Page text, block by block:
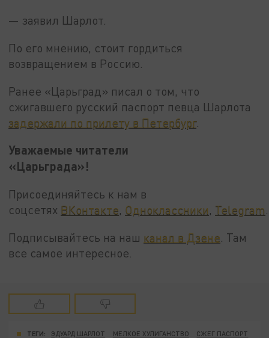
— заявил Шарлот.
По его мнению, стоит гордиться
возвращением в Россию.
Ранее «Царьград» писал о том, что
сжигавшего русский паспорт певца Шарлота
задержали по прилету в Петербург.
Уважаемые читатели
«Царьграда»!
Присоединяйтесь к нам в
соцсетях ВКонтакте, Одноклассники, Telegram
Подписывайтесь на наш канал в Дзене . Там
все самое интересное.
ТЕГИ: ЭДУАРД ШАРЛОТ МЕЛКОЕ ХУЛИГАНСТВО
СЖЕГ ПАСПОРТ